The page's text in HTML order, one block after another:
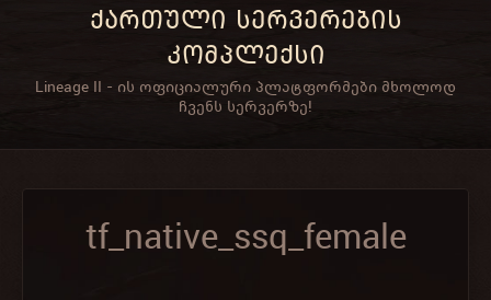
ქართული სერვერების
კომპლექსი
Lineage II - ის ოფიციალური პლატფორმები მხოლოდ
ჩვენს სერვერზე!
tf_native_ssq_female